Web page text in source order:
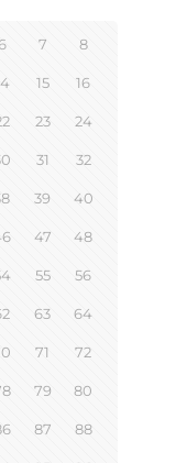
7 8
15 16
23 24
31 32
39 40
47 48
55 56
63 64
71 72
79 80
87 88